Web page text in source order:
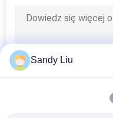
solarny
Sandy Liu